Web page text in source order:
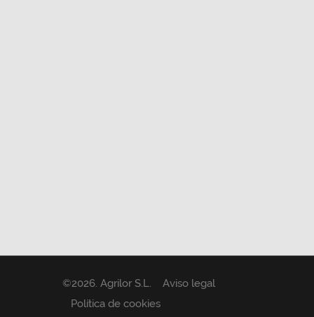
©2026. Agrilor S.L. Aviso legal
Política de cookies